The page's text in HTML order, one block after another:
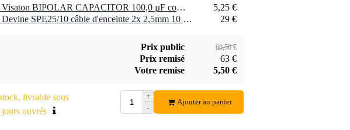
2 x Visaton BIPOLAR CAPACITOR 100,0 µF composant pour enceinte
5,25 €
2 x Devine SPE25/10 câble d'enceinte 2x 2,5mm 10 mètres
29 €
Prix public 68,50 €
Prix remisé
63 €
Votre remise
5,50 €
livrable sous
ouvrés
+
-
Ajouter au panier